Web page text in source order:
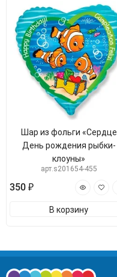
Шар из фольги «Сердце
День рождения рыбки-
клоуны»
арт.s201654-455
350 ₽
В корзину